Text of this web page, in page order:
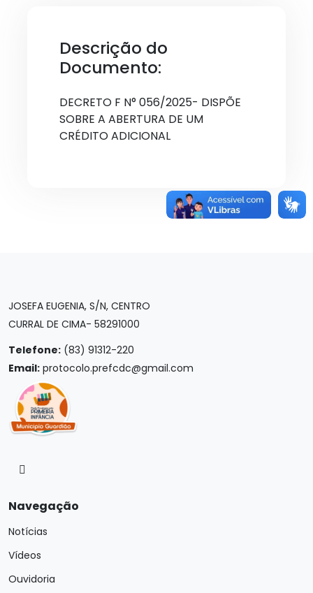
Descrição do
Documento:
DECRETO F N° 056/2025- DISPÕE
SOBRE A ABERTURA DE UM
CRÉDITO ADICIONAL
JOSEFA EUGENIA, S/N, CENTRO
CURRAL DE CIMA- 58291000
Telefone: (83) 91312-220
Email: protocolo.prefcdc@gmail.com
Navegação
Notícias
Vídeos
Ouvidoria